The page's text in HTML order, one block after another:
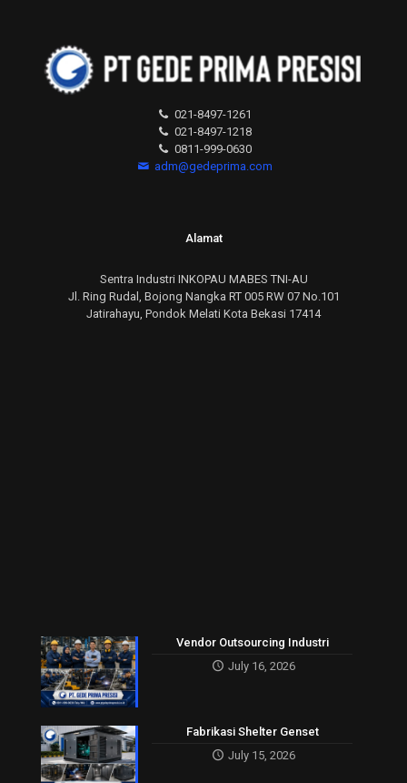
021-8497-1261
021-8497-1218
0811-999-0630
adm@gedeprima.com
Alamat
Sentra Industri INKOPAU MABES TNI-AU
Jl. Ring Rudal, Bojong Nangka RT 005 RW 07 No.101
Jatirahayu, Pondok Melati Kota Bekasi 17414
Vendor Outsourcing Industri
July 16, 2026
Fabrikasi Shelter Genset
July 15, 2026